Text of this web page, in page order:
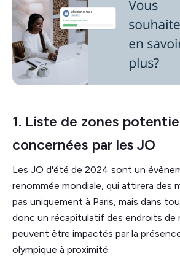
1. Liste de zones
concernées par les JO
Les JO d'été de 2024 sont un
renommée mondiale, qui attirera des
pas uniquement à Paris, mais dans
donc un récapitulatif des endroits de
peuvent être impactés par la
olympique à proximité.